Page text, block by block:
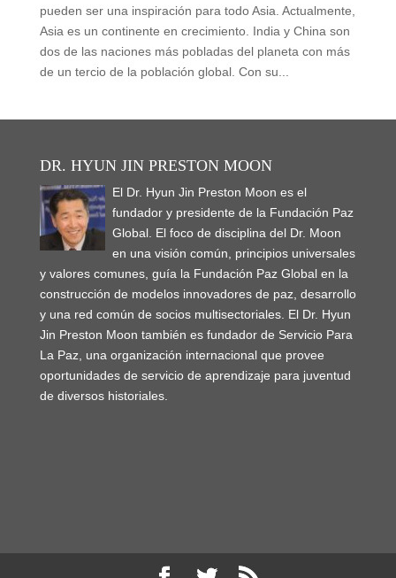
pueden ser una inspiración para todo Asia. Actualmente,
Asia es un continente en crecimiento. India y China son
dos de las naciones más pobladas del planeta con más
de un tercio de la población global. Con su...
DR. HYUN JIN PRESTON MOON
El Dr. Hyun Jin Preston Moon es el
fundador y presidente de la Fundación Paz
Global. El foco de disciplina del Dr. Moon
en una visión común, principios universales
y valores comunes, guía la Fundación Paz Global en la
construcción de modelos innovadores de paz, desarrollo
y una red común de socios multisectoriales. El Dr. Hyun
Jin Preston Moon también es fundador de Servicio Para
La Paz, una organización internacional que provee
oportunidades de servicio de aprendizaje para juventud
de diversos historiales.